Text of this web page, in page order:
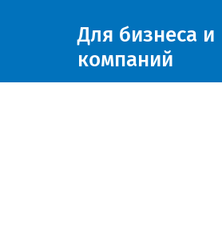
Для бизнеса и
компаний